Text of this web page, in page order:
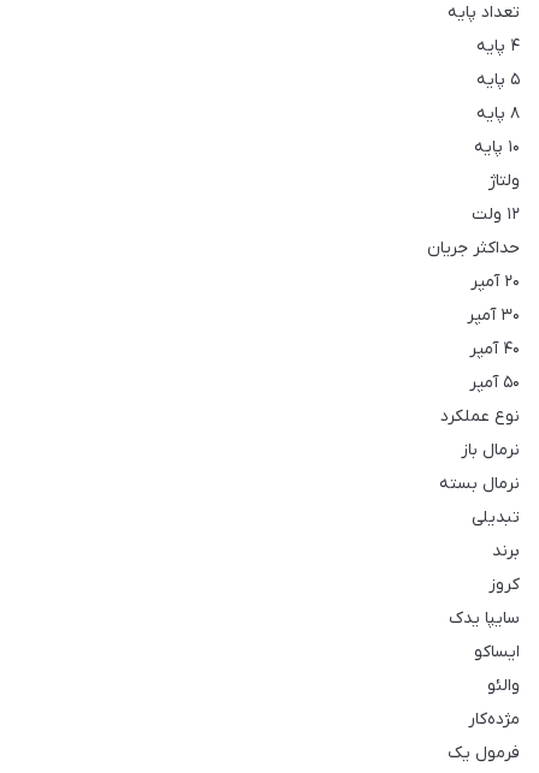
تعداد پایه
۴ پایه
۵ پایه
۸ پایه
۱۰ پایه
ولتاژ
۱۲ ولت
حداکثر جریان
۲۰ آمپر
۳۰ آمپر
۴۰ آمپر
۵۰ آمپر
نوع عملکرد
نرمال باز
نرمال بسته
تبدیلی
برند
کروز
سایپا یدک
ایساکو
والئو
مژده‌کار
فرمول یک